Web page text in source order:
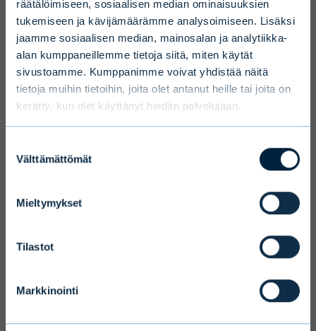
räätälöimiseen, sosiaalisen median ominaisuuksien
tukemiseen ja kävijämäärämme analysoimiseen. Lisäksi
jaamme sosiaalisen median, mainosalan ja analytiikka-
alan kumppaneillemme tietoja siitä, miten käytät
sivustoamme. Kumppanimme voivat yhdistää näitä
tietoja muihin tietoihin, joita olet antanut heille tai joita on
kerätty, kun olet käyttänyt heidän palvelujaan.
valinta
Välttämättömät
Mieltymykset
Tilastot
Markkinointi
relevant information please select your
language, country and investor type.
Select country
Select language
Terms and conditions
We ask you to take into account the
services to states outside of the EEA or
to citizens of these states may be